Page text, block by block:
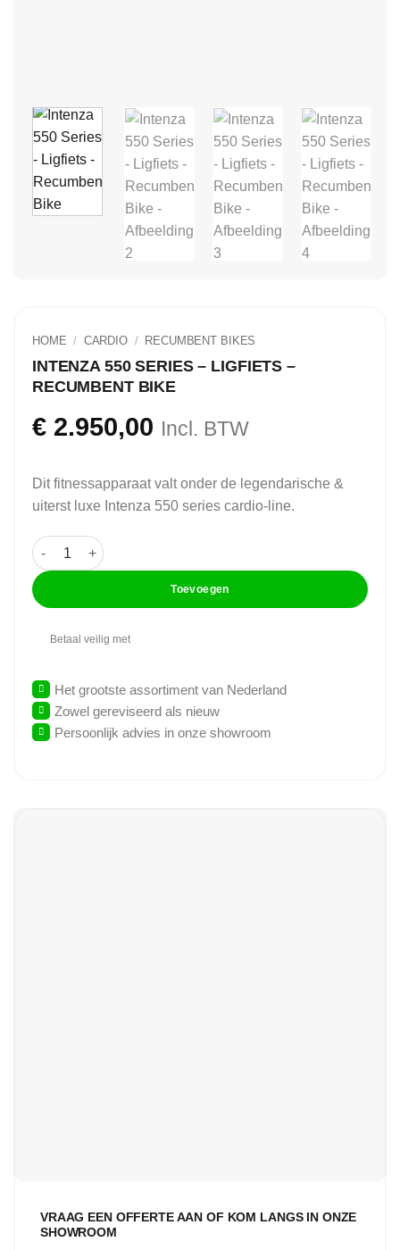
HOME / CARDIO / RECUMBENT BIKES
INTENZA 550 SERIES – LIGFIETS –
RECUMBENT BIKE
€2.950,00 Incl. BTW
Dit fitnessapparaat valt onder de legendarische &
uiterst luxe Intenza 550 series cardio-line.
Intenza 550 Series - Ligfiets - Recumbent Bike aantal
Toevoegen
Betaal veilig met
Het grootste assortiment van Nederland
Zowel gereviseerd als nieuw
Persoonlijk advies in onze showroom
VRAAG EEN OFFERTE AAN OF KOM LANGS IN ONZE
SHOWROOM